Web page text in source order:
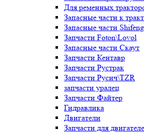
Для ременных
Запасные части к
Запасные части Shifeng
Запчасти Foton\Lovol
Запасные части Скаут
Запчасти Кентавр
Запчасти Рустрак
Запчасти Русич\TZR
запчасти уралец
Запчасти Файтер
Гидравлика
Двигатели
Запчасти для